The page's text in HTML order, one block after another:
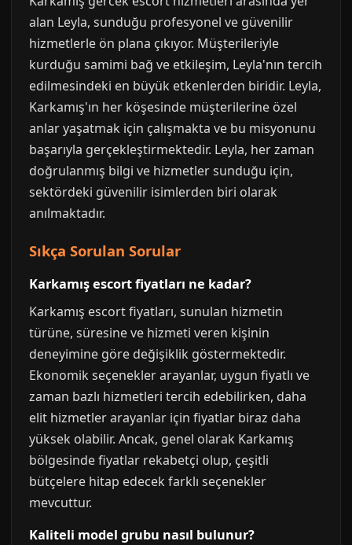
alan Leyla, sunduğu profesyonel ve güvenilir
hizmetlerle ön plana çıkıyor. Müşterileriyle
kurduğu samimi bağ ve etkileşim, Leyla'nın tercih
edilmesindeki en büyük etkenlerden biridir. Leyla,
Karkamış'ın her köşesinde müşterilerine özel
anlar yaşatmak için çalışmakta ve bu misyonunu
başarıyla gerçekleştirmektedir. Leyla, her zaman
doğrulanmış bilgi ve hizmetler sunduğu için,
sektördeki güvenilir isimlerden biri olarak
anılmaktadır.
Sıkça Sorulan Sorular
Karkamış escort fiyatları ne kadar?
Karkamış escort fiyatları, sunulan hizmetin
türüne, süresine ve hizmeti veren kişinin
deneyimine göre değişiklik göstermektedir.
Ekonomik seçenekler arayanlar, uygun fiyatlı ve
zaman bazlı hizmetleri tercih edebilirken, daha
elit hizmetler arayanlar için fiyatlar biraz daha
yüksek olabilir. Ancak, genel olarak Karkamış
bölgesinde fiyatlar rekabetçi olup, çeşitli
bütçelere hitap edecek farklı seçenekler
mevcuttur.
Kaliteli model grubu nasıl bulunur?